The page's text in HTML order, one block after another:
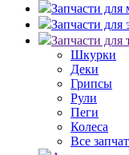
Запчасти для
Запчасти для
Запчасти для
Шкурки
Деки
Грипсы
Рули
Пеги
Колеса
Все